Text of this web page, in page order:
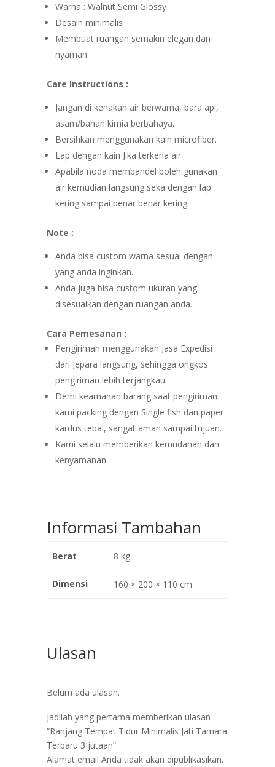
Warna : Walnut Semi Glossy
Desain minimalis
Membuat ruangan semakin elegan dan
nyaman
Care Instructions :
Jangan di kenakan air berwarna, bara api,
asam/bahan kimia berbahaya.
Bersihkan menggunakan kain microfiber.
Lap dengan kain Jika terkena air
Apabila noda membandel boleh gunakan
air kemudian langsung seka dengan lap
kering sampai benar benar kering.
Note :
Anda bisa custom warna sesuai dengan
yang anda inginkan.
Anda juga bisa custom ukuran yang
disesuaikan dengan ruangan anda.
Cara Pemesanan :
Pengiriman menggunakan Jasa Expedisi
dari Jepara langsung, sehingga ongkos
pengiriman lebih terjangkau.
Demi keamanan barang saat pengiriman
kami packing dengan Single fish dan paper
kardus tebal, sangat aman sampai tujuan.
Kami selalu memberikan kemudahan dan
kenyamanan
Informasi Tambahan
Berat 8 kg
Dimensi 160 × 200 × 110 cm
Ulasan
Belum ada ulasan.
Jadilah yang pertama memberikan ulasan
“Ranjang Tempat Tidur Minimalis Jati Tamara
Terbaru 3 jutaan”
Alamat email Anda tidak akan dipublikasikan.